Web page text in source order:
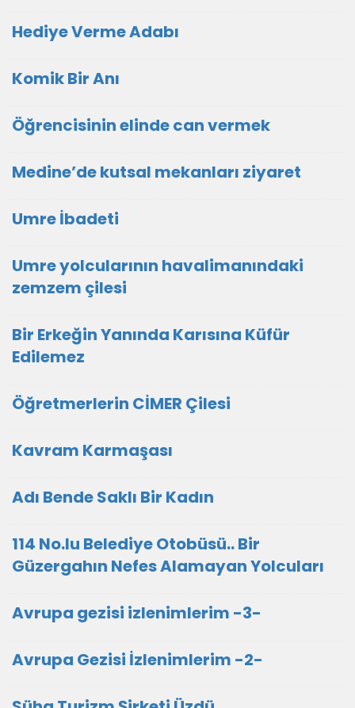
Hediye Verme Adabı
Komik Bir Anı
Öğrencisinin elinde can vermek
Medine’de kutsal mekanları ziyaret
Umre İbadeti
Umre yolcularının havalimanındaki
zemzem çilesi
Bir Erkeğin Yanında Karısına Küfür
Edilemez
Öğretmerlerin CİMER Çilesi
Kavram Karmaşası
Adı Bende Saklı Bir Kadın
114 No.lu Belediye Otobüsü.. Bir
Güzergahın Nefes Alamayan Yolcuları
Avrupa gezisi izlenimlerim -3-
Avrupa Gezisi İzlenimlerim -2-